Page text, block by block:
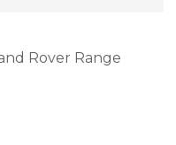
Rover Range